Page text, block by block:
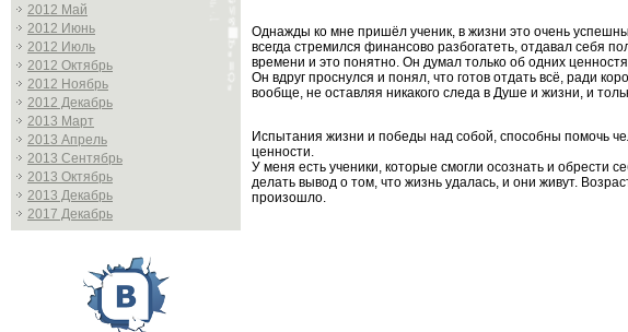
2012 Май
2012 Июнь
2012 Июль
2012 Октябрь
2012 Ноябрь
2012 Декабрь
2013 Март
2013 Апрель
2013 Сентябрь
2013 Октябрь
2013 Декабрь
2017 Декабрь
Однажды ко мне пришёл ученик, в жизни это очень
всегда стремился финансово разбогатеть, отдавал себя
времени и это понятно. Он думал только об одних
Он вдруг проснулся и понял, что готов отдать всё, ради
вообще, не оставляя никакого следа в Душе и жизни, и
Испытания жизни и победы над собой, способны помочь
ценности.
У меня есть ученики, которые смогли осознать и обрести
делать вывод о том, что жизнь удалась, и они живут.
произошло.